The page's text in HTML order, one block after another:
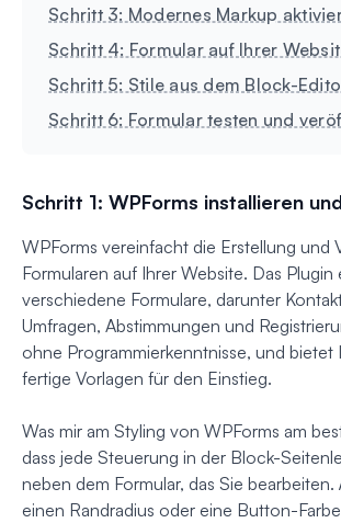
Schritt 3: Modernes Markup
Schritt 4: Formular auf Ihrer
Schritt 5: Stile aus dem Block-
Schritt 6: Formular testen und
Schritt 1: WPForms installieren
WPForms vereinfacht die Erstellung und
Formularen auf Ihrer Website. Das Plugin
verschiedene Formulare, darunter
Umfragen, Abstimmungen und
ohne Programmierkenntnisse, und bietet
fertige Vorlagen für den Einstieg.
Was mir am Styling von WPForms am
dass jede Steuerung in der Block-
neben dem Formular, das Sie bearbeiten.
einen Randradius oder eine Button-